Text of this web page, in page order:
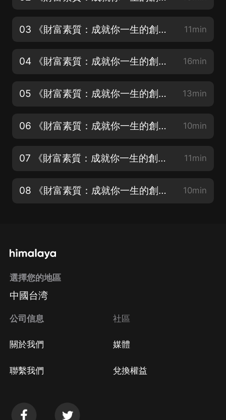
03 《財富素質：成就你一生的創業資本》（一）（5）（6） 11min
04 《財富素質：成就你一生的創業資本》（一）（7）（8） 16min
05 《財富素質：成就你一生的創業資本》（一）（9）（10） 13min
06 《財富素質：成就你一生的創業資本》（一）（11）（12） 10min
07 《財富素質：成就你一生的創業資本》（一）（13）（14） 11min
08 《財富素質：成就你一生的創業資本》（一）（15）（二）（1） 10min
選擇您的地區
中國台湾
公司信息
關於我們
聯繫我們
社區
媒體
兌換權益